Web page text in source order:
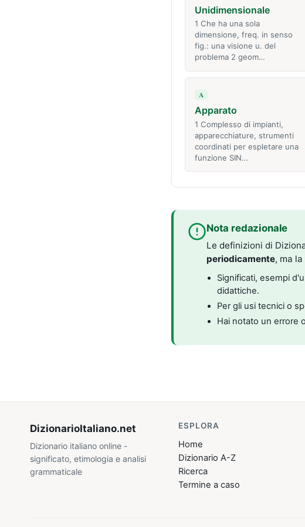
Unidimensionale
1 Che ha una sola
dimensione, freq. in senso
fig.: una visione u. del
problema 2 geom…
A
Apparato
1 Complesso di impianti,
apparecchiature, strumenti
coordinati per espletare una
funzione SIN…
Nota redazionale
Le definizioni di
periodicamente, ma
Significati, esempi
didattiche.
Per gli usi tecnici o
Hai notato un errore
DizionarioItaliano.net
Dizionario italiano online -
significato, etimologia e analisi
grammaticale
ESPLORA
Home
Dizionario A-Z
Ricerca
Termine a caso